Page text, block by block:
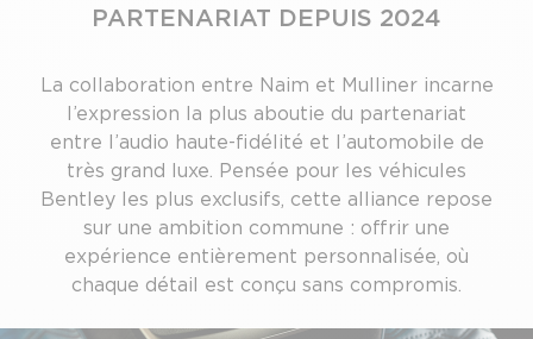
PARTENARIAT DEPUIS 2024
La collaboration entre Naim et Mulliner incarne
l’expression la plus aboutie du partenariat
entre l’audio haute-fidélité et l’automobile de
très grand luxe. Pensée pour les véhicules
Bentley les plus exclusifs, cette alliance repose
sur une ambition commune : offrir une
expérience entièrement personnalisée, où
chaque détail est conçu sans compromis.